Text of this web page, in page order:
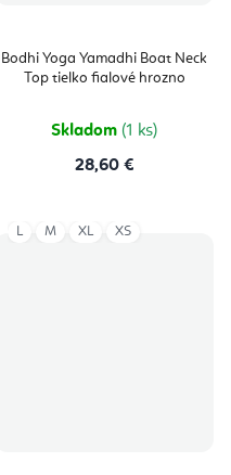
Bodhi Yoga Yamadhi Boat Neck
Top tielko fialové hrozno
Skladom (1 ks)
28,60 €
L M XL XS